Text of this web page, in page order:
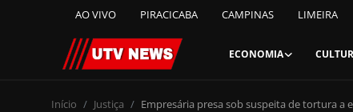
AO VIVO PIRACICABA CAMPINAS LIMEIRA
ECONOMIA
AO VIVOInício Justiça Empresária presa sob suspeita de tortura a